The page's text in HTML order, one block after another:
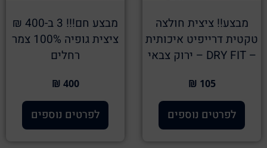
מבצע!! ציצית חולצה
טקטית דרייפיט איכותית
– DRY FIT – ירוק צבאי
105 ₪
לפרטים נוספים
מבצע חם!!! 3 ב-400 ₪
ציצית גופיה 100% צמר
רחלים
400 ₪
לפרטים נוספים